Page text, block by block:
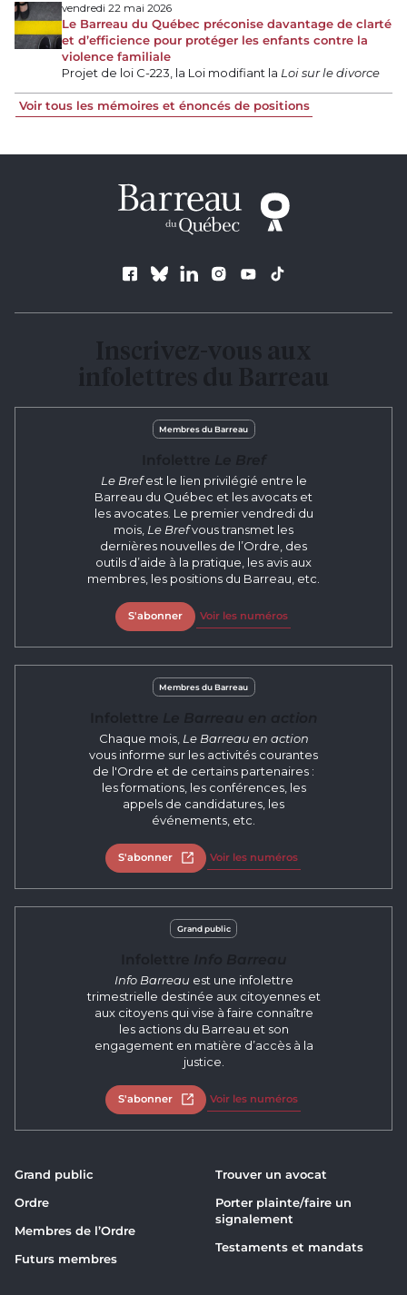
vendredi 22 mai 2026
Le Barreau du Québec préconise davantage de clarté
et d’efficience pour protéger les enfants contre la
violence familiale
Projet de loi C-223, la Loi modifiant la Loi sur le divorce
Voir tous les mémoires et énoncés de positions
Suivez le Barreau
Membres du Barreau
Le Brefest le lien privilégié entre le
Barreau du Québec et les avocats et
les avocates. Le premier vendredi du
mois, Le Brefvous transmet les
dernières nouvelles de l’Ordre, des
outils d’aide à la pratique, les avis aux
membres, les positions du Barreau, etc.
S'abonner Voir les numéros
Membres du Barreau
Chaque mois, Le Barreau en action
vous informe sur les activités courantes
de l'Ordre et de certains partenaires :
les formations, les conférences, les
appels de candidatures, les
événements, etc.
S'abonner Ouvrir dans un nouvel onglet
Voir les numéros
Grand public
Info Barreau est une infolettre
trimestrielle destinée aux citoyennes et
aux citoyens qui vise à faire connaître
les actions du Barreau et son
engagement en matière d’accès à la
justice.
S'abonner Ouvrir dans un nouvel onglet
Voir les numéros
Grand public
Ordre
Membres de l’Ordre
Futurs membres
Trouver un avocat
Porter plainte/faire un
signalement
Testaments et mandats